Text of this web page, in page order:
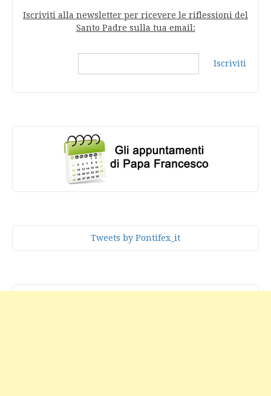
Iscriviti alla newsletter per ricevere le riflessioni del
Santo Padre sulla tua email:
Iscriviti
Tweets by Pontifex_it